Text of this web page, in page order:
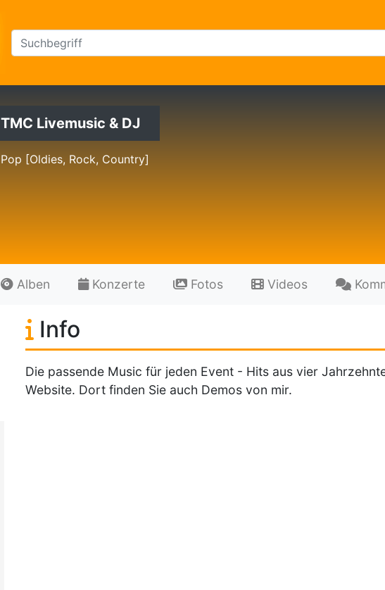
TMC Livemusic & DJ
Pop [Oldies, Rock, Country]
Alben Konzerte Fotos Videos
Info
Die passende Music für jeden Event - Hits aus vier
Website. Dort finden Sie auch Demos von mir.